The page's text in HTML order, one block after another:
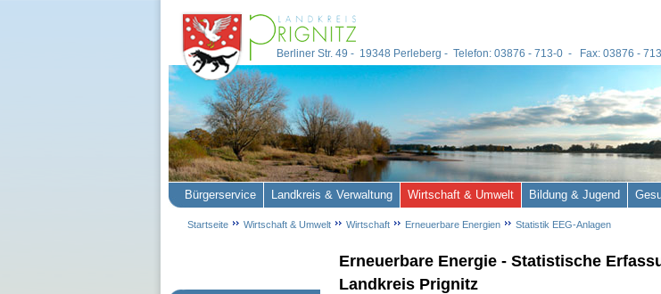
Erneuerbare Energie - Statistische
Landkreis Prignitz
Berliner Str. 49 - 19348 Perleberg - Telefon: 03876 - 713-0 - Fax: 03876 -
Bürgerservice Landkreis & Verwaltung Wirtschaft & Umwelt Bildung & Jugend
Startseite Wirtschaft & Umwelt Wirtschaft Erneuerbare Energien Statistik EEG-Anlagen